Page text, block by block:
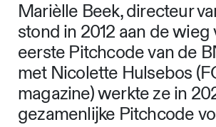
Marièlle Beek, directeur
stond in 2012 aan de wieg
eerste Pitchcode van de
met Nicolette Hulsebos
magazine) werkte ze in
gezamenlijke Pitchcode